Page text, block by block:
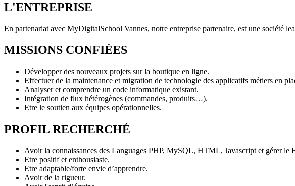
L'ENTREPRISE
En partenariat avec MyDigitalSchool Vannes, notre entreprise partenaire, est une société
MISSIONS CONFIÉES
Développer des nouveaux projets sur la boutique en ligne.
Effectuer de la maintenance et migration de technologie des applicatifs métiers en
Analyser et comprendre un code informatique existant.
Intégration de flux hétérogènes (commandes, produits…).
Etre le soutien aux équipes opérationnelles.
PROFIL RECHERCHÉ
Avoir la connaissances des Languages PHP, MySQL, HTML, Javascript et gérer le
Etre positif et enthousiaste.
Etre adaptable/forte envie d’apprendre.
Avoir de la rigueur.